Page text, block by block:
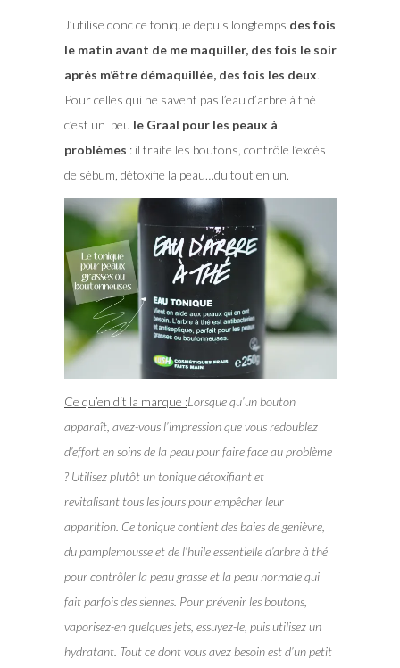
J’utilise donc ce tonique depuis longtemps des fois
le matin avant de me maquiller, des fois le soir
après m’être démaquillée, des fois les deux.
Pour celles qui ne savent pas l’eau d’arbre à thé
c’est un peu le Graal pour les peaux à
problèmes : il traite les boutons, contrôle l’excès
de sébum, détoxifie la peau…du tout en un.
Ce qu’en dit la marque :Lorsque qu’un bouton
apparaît, avez-vous l’impression que vous redoublez
d’effort en soins de la peau pour faire face au problème
? Utilisez plutôt un tonique détoxifiant et
revitalisant tous les jours pour empêcher leur
apparition. Ce tonique contient des baies de genièvre,
du pamplemousse et de l’huile essentielle d’arbre à thé
pour contrôler la peau grasse et la peau normale qui
fait parfois des siennes. Pour prévenir les boutons,
vaporisez-en quelques jets, essuyez-le, puis utilisez un
hydratant. Tout ce dont vous avez besoin est d’un petit